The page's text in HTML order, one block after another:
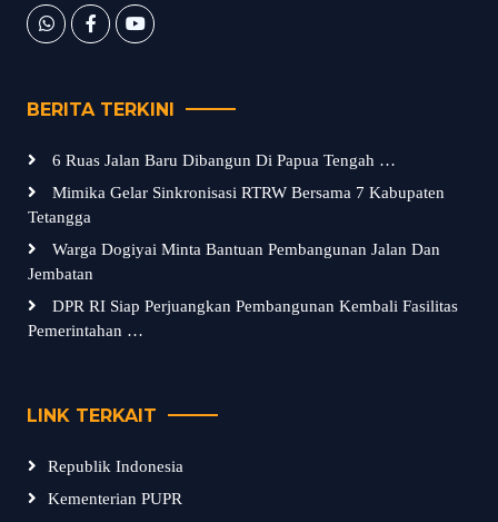
BERITA TERKINI
6 Ruas Jalan Baru Dibangun Di Papua Tengah …
Mimika Gelar Sinkronisasi RTRW Bersama 7 Kabupaten
Tetangga
Warga Dogiyai Minta Bantuan Pembangunan Jalan Dan
Jembatan
DPR RI Siap Perjuangkan Pembangunan Kembali Fasilitas
Pemerintahan …
LINK TERKAIT
Republik Indonesia
Kementerian PUPR